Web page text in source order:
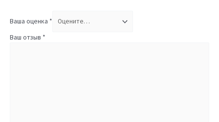
Ваша оценка *
Ваш отзыв *